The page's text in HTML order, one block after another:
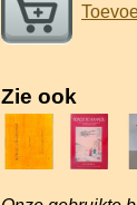
Zie ook